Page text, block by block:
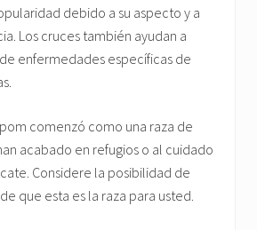
debido a su aspecto y a
Los cruces también ayudan a
enfermedades específicas de
comenzó como una raza de
acabado en refugios o al cuidado
Considere la posibilidad de
que esta es la raza para usted.